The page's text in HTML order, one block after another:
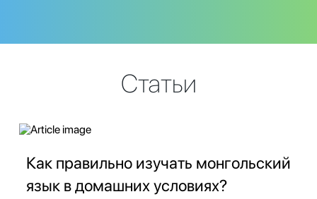
Статьи
Как правильно изучать монгольский
язык в домашних условиях?